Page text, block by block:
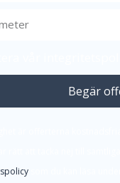
Begär
som du kan läsa